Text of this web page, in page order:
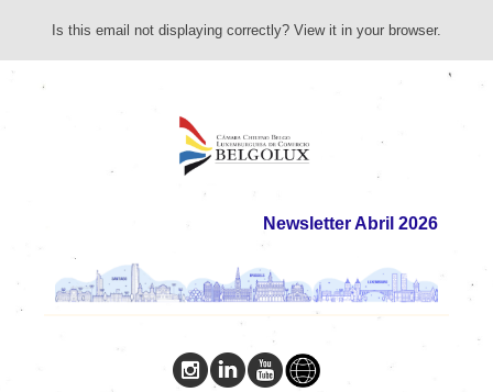
Is this email not displaying correctly? View it in your browser.
Newsletter Abril 2026